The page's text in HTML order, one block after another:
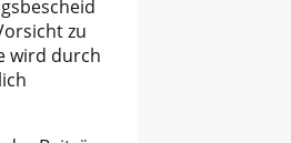
zu
wird durch